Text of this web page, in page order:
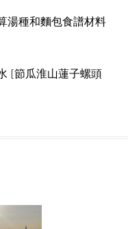
湯種和麵包食譜材料
[節瓜淮山蓮子螺頭